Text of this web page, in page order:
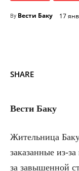
By Вести Баку 17
SHARE
Вести Баку
Жительница
заказанные из-
за завышенной